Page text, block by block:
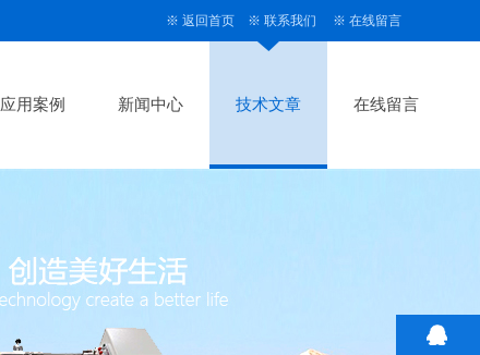
※ 返回首页 ※ 联系我们 ※ 在线留言
应用案例 新闻中心 技术文章 在线留言